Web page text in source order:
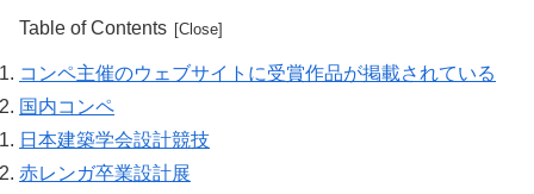
Table of Contents
コンペ主催のウェブサイトに受賞作品が掲載されている
国内コンペ
日本建築学会設計競技
赤レンガ卒業設計展